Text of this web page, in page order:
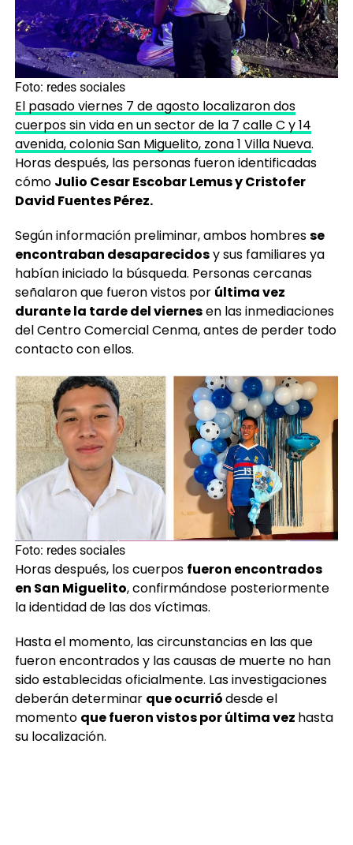
Foto: redes sociales
El pasado viernes 7 de agosto localizaron dos
cuerpos sin vida en un sector de la 7 calle C y 14
avenida, colonia San Miguelito, zona 1 Villa Nueva.
Horas después, las personas fueron identificadas
cómo Julio Cesar Escobar Lemus y Cristofer
David Fuentes Pérez.
Según información preliminar, ambos hombresse
encontraban desaparecidosy sus familiares ya
habían iniciado la búsqueda. Personas cercanas
señalaron que fueron vistos por última vez
durante la tarde del viernesen las inmediaciones
del Centro Comercial Cenma, antes de perder todo
contacto con ellos.
Foto: redes sociales
Horas después, los cuerpos fueron encontrados
en San Miguelito, confirmándose posteriormente
la identidad de las dos víctimas.
Hasta el momento, las circunstancias en las que
fueron encontrados y las causas de muerte no han
sido establecidas oficialmente. Las investigaciones
deberán determinar que ocurriódesde el
momento que fueron vistos por última vez hasta
su localización.